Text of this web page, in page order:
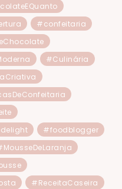
#confeitaria
#Culinária
#foodblogger
#ReceitaCaseira